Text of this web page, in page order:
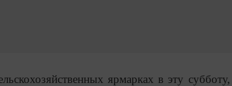
ярмарках в эту